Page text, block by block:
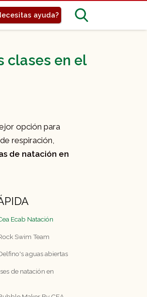
ayuda?
clases en el
opción para
respiración,
de natación en
Ecab Natación
Swim Team
aguas abiertas
de natación en